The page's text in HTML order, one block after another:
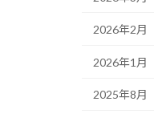
2026年2月
2026年1月
2025年8月